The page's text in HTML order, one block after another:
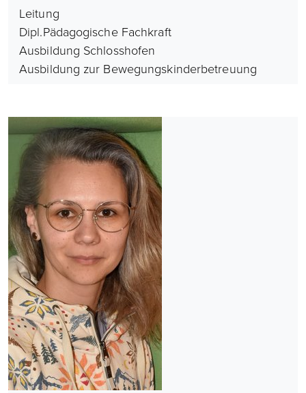
Leitung
Dipl.Pädagogische Fachkraft
Ausbildung Schlosshofen
Ausbildung zur Bewegungskinderbetreuung